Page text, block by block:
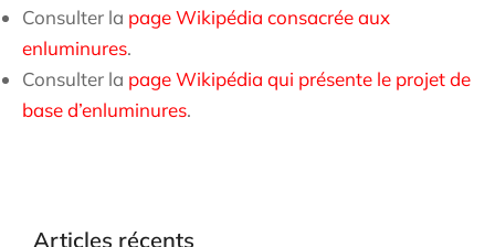
Consulter la page Wikipédia consacrée aux
enluminures.
Consulter la page Wikipédia qui présente le projet de
base d’enluminures.
Articles récents